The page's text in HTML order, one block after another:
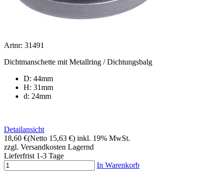
Artnr: 31491
Dichtmanschette mit Metallring / Dichtungsbalg
D: 44mm
H: 31mm
d: 24mm
Detailansicht
18,60 €(Netto 15,63 €) inkl. 19% MwSt.
zzgl. Versandkosten Lagernd
Lieferfrist 1-3 Tage
In Warenkorb